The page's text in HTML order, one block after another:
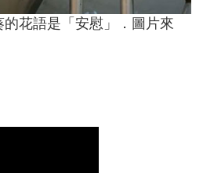
花語是「安慰」．圖片來